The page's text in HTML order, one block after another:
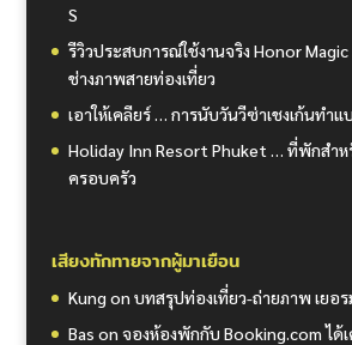
S
รีวิวประสบการณ์ใช้งานจริง Honor
ช่างภาพสายท่องเที่ยว
เอาให้เคลียร์ … การนับวันวีซ่าเชงเก้นทำ
Holiday Inn Resort Phuket … ที่พักสำ
ครอบครัว
เสียงทักทายจากผู้มาเยือน
Kung on บทสรุปท่องเที่ยว-ถ่ายภาพ เยอ
Bas on จองห้องพักกับ Booking.com ได้